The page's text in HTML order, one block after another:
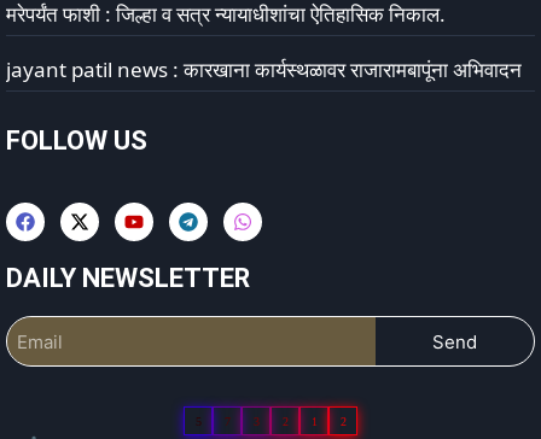
मरेपर्यंत फाशी : जिल्हा व सत्र न्यायाधीशांचा ऐतिहासिक निकाल.
jayant patil news : कारखाना कार्यस्थळावर राजारामबापूंना अभिवादन
FOLLOW US
DAILY NEWSLETTER
Send
5 7 3 2 1 2